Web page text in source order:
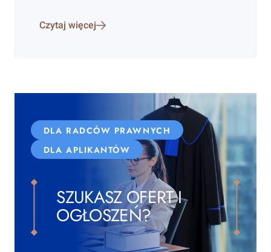
Czytaj więcej
DLA RADCÓW PRAWNYCH
DLA APLIKANTÓW
SZUKASZ OFERT I
OGŁOSZEŃ?